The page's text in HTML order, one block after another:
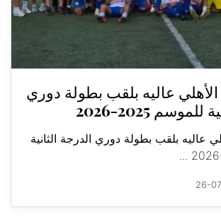
الأهلي عاليه بلقب بطولة دوري
2025-2026
عاليه بلقب بطولة دوري الدرجة الثانية
26-